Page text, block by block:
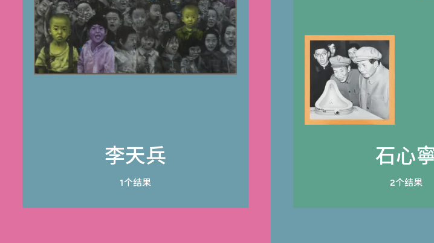
李天兵
1个结果
石心
2个结果